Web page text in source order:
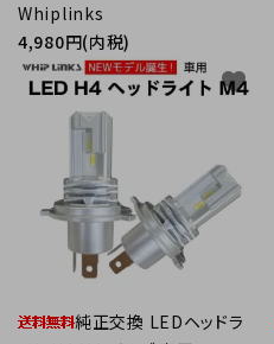
Whiplinks
4,980円(内税)
純正交換 LEDヘッドラ
favorite